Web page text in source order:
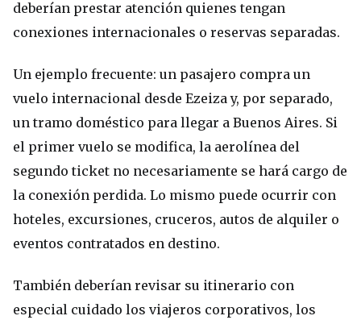
deberían prestar atención quienes tengan
conexiones internacionales o reservas separadas.
Un ejemplo frecuente: un pasajero compra un
vuelo internacional desde Ezeiza y, por separado,
un tramo doméstico para llegar a Buenos Aires. Si
el primer vuelo se modifica, la aerolínea del
segundo ticket no necesariamente se hará cargo de
la conexión perdida. Lo mismo puede ocurrir con
hoteles, excursiones, cruceros, autos de alquiler o
eventos contratados en destino.
También deberían revisar su itinerario con
especial cuidado los viajeros corporativos, los